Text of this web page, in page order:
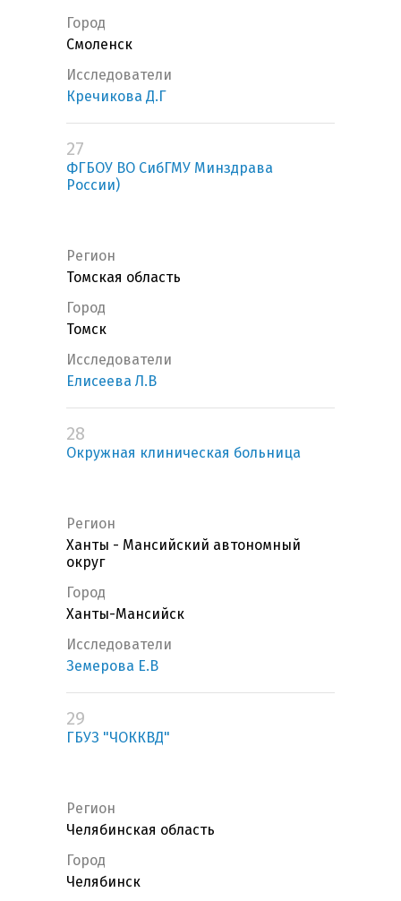
Город
Смоленск
Исследователи
Кречикова Д.Г
27
ФГБОУ ВО СибГМУ Минздрава
России)
Регион
Томская область
Город
Томск
Исследователи
Елисеева Л.В
28
Окружная клиническая больница
Регион
Ханты - Мансийский автономный
округ
Город
Ханты-Мансийск
Исследователи
Земерова Е.В
29
ГБУЗ "ЧОККВД"
Регион
Челябинская область
Город
Челябинск